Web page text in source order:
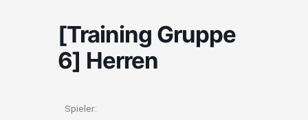
[Training Gruppe
6] Herren
Spieler: